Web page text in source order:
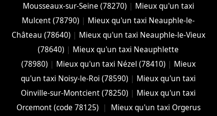
Mousseaux-sur-Seine (78270) | Mieux qu'un taxi
Mulcent (78790) | Mieux qu'un taxi Neauphle-le-
Château (78640) | Mieux qu'un taxi Neauphle-le-Vieux
(78640) | Mieux qu'un taxi Neauphlette
(78980) | Mieux qu'un taxi Nézel (78410) | Mieux
qu'un taxi Noisy-le-Roi (78590) | Mieux qu'un taxi
Oinville-sur-Montcient (78250) | Mieux qu'un taxi
Orcemont (code 78125)
|
Mieux qu'un taxi Orgerus